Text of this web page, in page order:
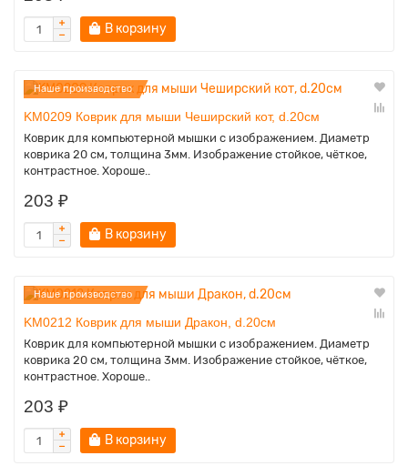
В корзину
Наше производство
KM0209 Коврик для мыши Чеширский кот, d.20см
Коврик для компьютерной мышки с изображением. Диаметр
коврика 20 см, толщина 3мм. Изображение стойкое, чёткое,
контрастное. Хороше..
203 ₽
В корзину
Наше производство
KM0212 Коврик для мыши Дракон, d.20см
Коврик для компьютерной мышки с изображением. Диаметр
коврика 20 см, толщина 3мм. Изображение стойкое, чёткое,
контрастное. Хороше..
203 ₽
В корзину